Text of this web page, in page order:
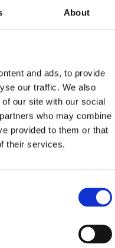
About
and ads, to provide
our traffic. We also
our site with our social
who may combine
provided to them or that
their services.
7301
7301